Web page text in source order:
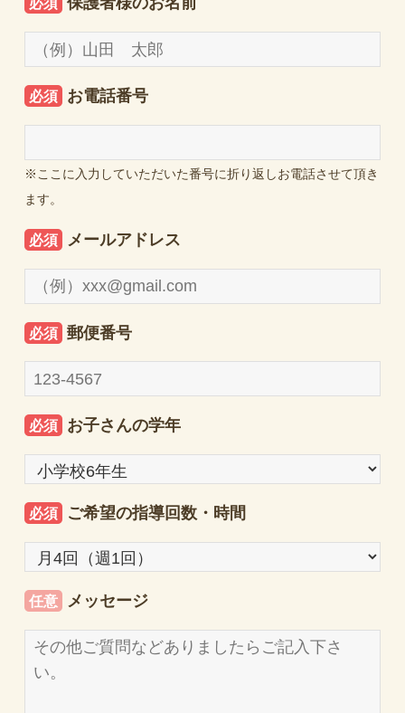
必須 お電話番号
※ここに入力していただいた番号に折り返しお電話させて頂き
ます。
必須 メールアドレス
必須 郵便番号
必須 お子さんの学年
必須 ご希望の指導回数・時間
任意 メッセージ